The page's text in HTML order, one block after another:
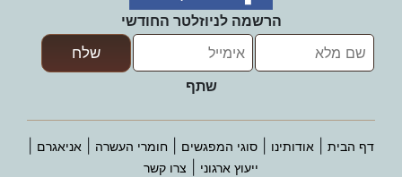
הרשמה לניוזלטר החודשי
שתף
דף הבית אודותינו סוגי המפגשים חומרי העשרה אניאגרם
ייעוץ ארגוני צרו קשר